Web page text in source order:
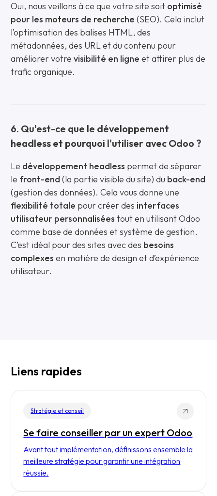
Oui, nous veillons à ce que votre site soit optimisé
pour les moteurs de recherche (SEO). Cela inclut
l’optimisation des balises HTML, des
métadonnées, des URL et du contenu pour
améliorer votrevisibilité en ligne et attirer plus de
trafic organique.
6. Qu'est-ce que le développement
headless et pourquoi l'utiliser avec Odoo ?
Le développement headless permet de séparer
le front-end (la partie visible du site) du back-end
(gestion des données). Cela vous donne une
flexibilité totale pour créer des interfaces
utilisateur personnalisées tout en utilisant Odoo
comme base de données et système de gestion.
C’est idéal pour des sites avec des besoins
complexes en matière de design et d’expérience
utilisateur.
Liens rapides
Stratégie et conseil
Se faire conseiller par un expert Odoo
Avant tout implémentation, définissons ensemble la
meilleure stratégie pour garantir une intégration
réussie.